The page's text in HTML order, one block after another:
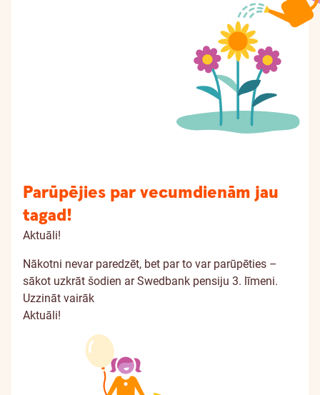
Parūpējies par vecumdienām jau
tagad!
Aktuāli!
Nākotni nevar paredzēt, bet par to var parūpēties –
sākot uzkrāt šodien ar Swedbank pensiju 3. līmeni.
Uzzināt vairāk
Aktuāli!